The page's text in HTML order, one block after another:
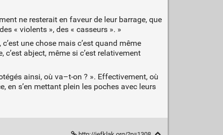
ne resterait en faveur de leur barrage, que
« violents », des « casseurs ». »
une chose mais c’est quand même
abject, même si c’est relativement
ainsi, où va–t-on ? ». Effectivement, où
en s’en mettant plein les poches avec leurs